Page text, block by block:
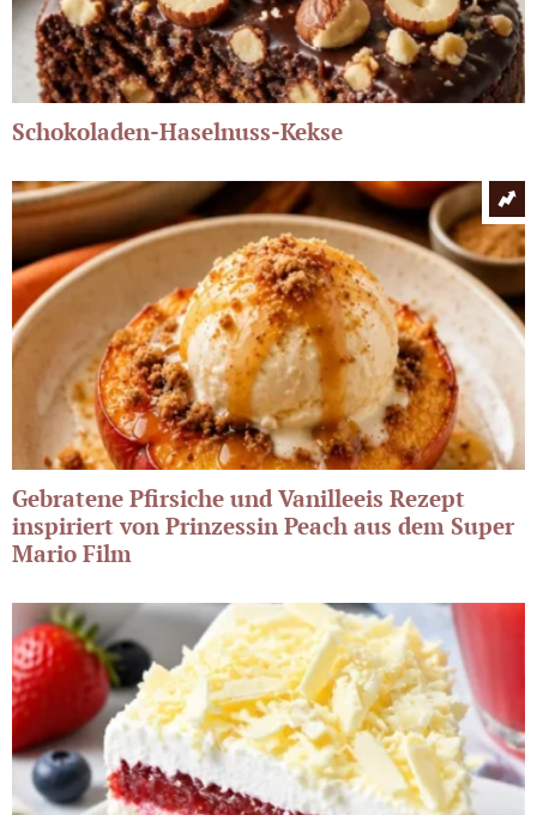
Schokoladen-Haselnuss-Kekse
Gebratene Pfirsiche und Vanilleeis Rezept
inspiriert von Prinzessin Peach aus dem Super
Mario Film